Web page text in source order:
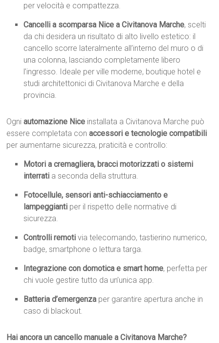
per velocità e compattezza.
Cancelli a scomparsa Nice a Civitanova Marche, scelti
da chi desidera un risultato di alto livello estetico: il
cancello scorre lateralmente all’interno del muro o di
una colonna, lasciando completamente libero
l’ingresso. Ideale per ville moderne, boutique hotel e
studi architettonici di Civitanova Marche e della
provincia.
Ogniautomazione Nice installata a Civitanova Marche può
essere completata conaccessori e tecnologie compatibili
per aumentarne sicurezza, praticità e controllo:
Motori a cremagliera, bracci motorizzati o sistemi
interrati a seconda della struttura.
Fotocellule, sensori anti-schiacciamento e
lampeggianti per il rispetto delle normative di
sicurezza.
Controlli remoti via telecomando, tastierino numerico,
badge, smartphone o lettura targa.
Integrazione con domotica e smart home, perfetta per
chi vuole gestire tutto da un’unica app.
Batteria d’emergenza per garantire apertura anche in
caso di blackout.
Hai ancora un cancello manuale a Civitanova Marche?